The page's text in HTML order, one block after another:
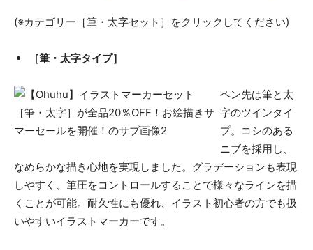
(※カテゴリー［筆・太字セット］をクリックしてください)
［筆・太字タイプ］
ペン先は筆と太
字のツインタイ
プ。コシのある
ニブを採⽤し、
なめらかな描き⼼地を実現しました。グラデーションも表現
しやすく、筆圧をコントロールすることで様々なラインを描
くことが可能。耐久性にも優れ、イラスト初⼼者の⽅でも扱
いやすいイラストマーカーです。